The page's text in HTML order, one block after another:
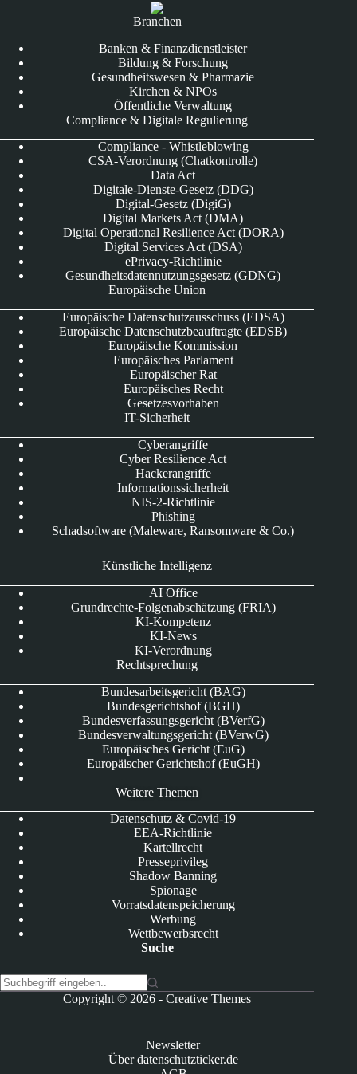
Branchen
Banken & Finanzdienstleister
Bildung & Forschung
Gesundheitswesen & Pharmazie
Kirchen & NPOs
Öffentliche Verwaltung
Compliance & Digitale Regulierung
Compliance - Whistleblowing
CSA-Verordnung (Chatkontrolle)
Data Act
Digitale-Dienste-Gesetz (DDG)
Digital-Gesetz (DigiG)
Digital Markets Act (DMA)
Digital Operational Resilience Act (DORA)
Digital Services Act (DSA)
ePrivacy-Richtlinie
Gesundheitsdatennutzungsgesetz (GDNG)
Europäische Union
Europäische Datenschutzausschuss (EDSA)
Europäische Datenschutzbeauftragte (EDSB)
Europäische Kommission
Europäisches Parlament
Europäischer Rat
Europäisches Recht
Gesetzesvorhaben
IT-Sicherheit
Cyberangriffe
Cyber Resilience Act
Hackerangriffe
Informationssicherheit
NIS-2-Richtlinie
Phishing
Schadsoftware (Maleware, Ransomware & Co.)
Künstliche Intelligenz
AI Office
Grundrechte-Folgenabschätzung (FRIA)
KI-Kompetenz
KI-News
KI-Verordnung
Rechtsprechung
Bundesarbeitsgericht (BAG)
Bundesgerichtshof (BGH)
Bundesverfassungsgericht (BVerfG)
Bundesverwaltungsgericht (BVerwG)
Europäisches Gericht (EuG)
Europäischer Gerichtshof (EuGH)
Weitere Themen
Datenschutz & Covid-19
EEA-Richtlinie
Kartellrecht
Presseprivileg
Shadow Banning
Spionage
Vorratsdatenspeicherung
Werbung
Wettbewerbsrecht
Suche
Copyright © 2026 -Creative Themes
Newsletter
Über datenschutzticker.de